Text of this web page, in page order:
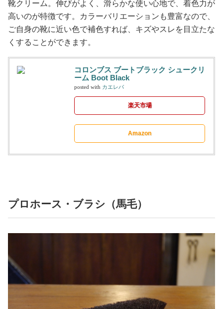
靴クリーム。伸びがよく、滑らかな使い心地で、着色力が
高いのが特徴です。カラーバリエーションも豊富なので、
ご自身の靴に近い色で補色すれば、キズやスレを目立たな
くすることができます。
コロンブス ブートブラック シュークリ
ーム Boot Black
posted with カエレバ
楽天市場
Amazon
プロホース・ブラシ（馬毛）